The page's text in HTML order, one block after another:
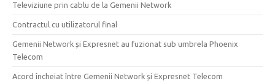
Televiziune prin cablu de la Gemenii Network
Contractul cu utilizatorul final
Gemenii Network și Expresnet au fuzionat sub umbrela Phoenix
Telecom
Acord încheiat între Gemenii Network și Expresnet Telecom